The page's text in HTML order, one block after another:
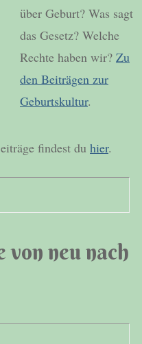
über Geburt? Was sagt
das Gesetz? Welche
Rechte haben wir? Zu
den Beiträgen zur
Geburtskultur.
findest du hier.
neu nach